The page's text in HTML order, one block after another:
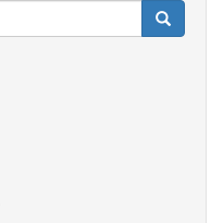
Search